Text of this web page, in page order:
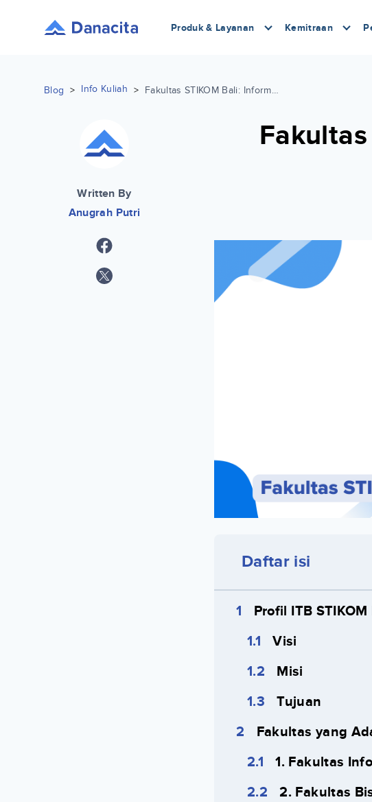
Produk & Layanan Kemitraan
Blog > Info Kuliah > Fakultas STIKOM Bali: Informasi Terlengkap
Written By
Anugrah Putri
Daftar isi
Profil ITB STIKOM
Visi
Misi
Tujuan
Fakultas yang
1. Fakultas
2. Fakultas